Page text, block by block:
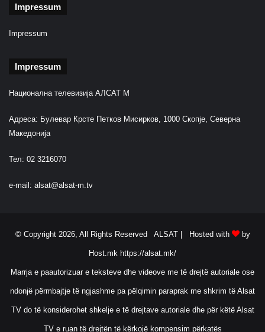
Impressum
Impressum
Impressum
Национална телевизија АЛСАТ М
Адреса: Булевар Крсте Петков Мисирков, 1000 Скопје, Северна
Македонија
Тел: 02 3216070
e-mail: alsat@alsat-m.tv
© Copyright 2026, All Rights Reserved ALSAT | Hosted with by
Host.mk https://alsat.mk/
Marrja e paautorizuar e teksteve dhe videove me të drejtë autoriale ose
ndonjë përmbajtje të ngjashme pa pëlqimin paraprak me shkrim të Alsat
TV do të konsiderohet shkelje e të drejtave autoriale dhe për këtë Alsat
TV e ruan të drejtën të kërkojë kompensim përkatës